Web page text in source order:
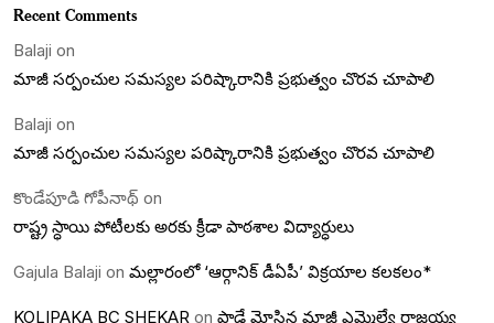
Recent Comments
Balaji on
మాజీ సర్పంచుల సమస్యల పరిష్కారానికి ప్రభుత్వం చొరవ చూపాలి
Balaji on
మాజీ సర్పంచుల సమస్యల పరిష్కారానికి ప్రభుత్వం చొరవ చూపాలి
కొండేపూడి గోపీనాథ్ on
రాష్ట్ర స్ధాయి పోటీలకు అరకు క్రీడా పాఠశాల విద్యార్ధులు
Gajula Balaji on మల్లారంలో ‘ఆర్గానిక్ డీఏపీ’ విక్రయాల కలకలం*
KOLIPAKA BC SHEKAR on పాడే మోసిన మాజీ ఎమ్మెల్యే రాజయ్య